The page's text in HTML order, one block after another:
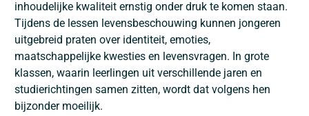
inhoudelijke kwaliteit ernstig onder druk te komen staan.
Tijdens de lessen levensbeschouwing kunnen jongeren
uitgebreid praten over identiteit, emoties,
maatschappelijke kwesties en levensvragen. In grote
klassen, waarin leerlingen uit verschillende jaren en
studierichtingen samen zitten, wordt dat volgens hen
bijzonder moeilijk.